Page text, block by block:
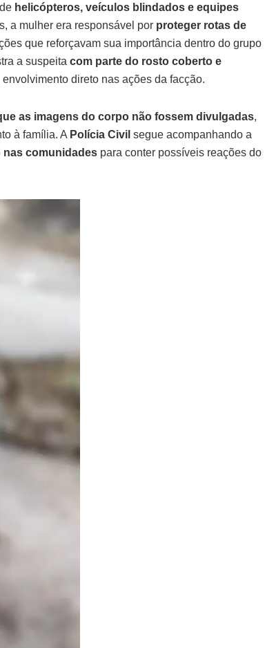
helicópteros, veículos blindados e equipes
a mulher era responsável por proteger rotas de
que reforçavam sua importância dentro do grupo
a suspeita com parte do rosto coberto e
direto nas ações da facção.
as imagens do corpo não fossem divulgadas,
à família. A Polícia Civil segue acompanhando a
nas comunidades para conter possíveis reações do